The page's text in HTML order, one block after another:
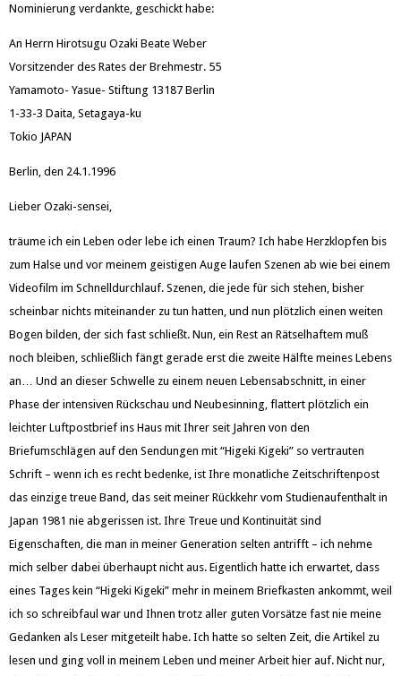
Nominierung verdankte, geschickt habe:
An Herrn Hirotsugu Ozaki Beate Weber
Vorsitzender des Rates der Brehmestr. 55
Yamamoto- Yasue- Stiftung 13187 Berlin
1-33-3 Daita, Setagaya-ku
Tokio JAPAN
Berlin, den 24.1.1996
Lieber Ozaki-sensei,
träume ich ein Leben oder lebe ich einen Traum? Ich habe Herzklopfen bis
zum Halse und vor meinem geistigen Auge laufen Szenen ab wie bei einem
Videofilm im Schnelldurchlauf. Szenen, die jede für sich stehen, bisher
scheinbar nichts miteinander zu tun hatten, und nun plötzlich einen weiten
Bogen bilden, der sich fast schließt. Nun, ein Rest an Rätselhaftem muß
noch bleiben, schließlich fängt gerade erst die zweite Hälfte meines Lebens
an… Und an dieser Schwelle zu einem neuen Lebensabschnitt, in einer
Phase der intensiven Rückschau und Neubesinning, flattert plötzlich ein
leichter Luftpostbrief ins Haus mit Ihrer seit Jahren von den
Briefumschlägen auf den Sendungen mit “Higeki Kigeki” so vertrauten
Schrift – wenn ich es recht bedenke, ist Ihre monatliche Zeitschriftenpost
das einzige treue Band, das seit meiner Rückkehr vom Studienaufenthalt in
Japan 1981 nie abgerissen ist. Ihre Treue und Kontinuität sind
Eigenschaften, die man in meiner Generation selten antrifft – ich nehme
mich selber dabei überhaupt nicht aus. Eigentlich hatte ich erwartet, dass
eines Tages kein “Higeki Kigeki” mehr in meinem Briefkasten ankommt, weil
ich so schreibfaul war und Ihnen trotz aller guten Vorsätze fast nie meine
Gedanken als Leser mitgeteilt habe. Ich hatte so selten Zeit, die Artikel zu
lesen und ging voll in meinem Leben und meiner Arbeit hier auf. Nicht nur,